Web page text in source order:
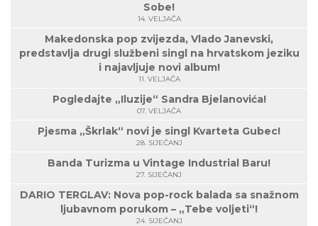
Sobe!
14. VELJAČA
Makedonska pop zvijezda, Vlado Janevski,
predstavlja drugi službeni singl na hrvatskom jeziku
i najavljuje novi album!
11. VELJAČA
Pogledajte „Iluzije“ Sandra Bjelanovića!
07. VELJAČA
Pjesma „Škrlak“ novi je singl Kvarteta Gubec!
28. SIJEČANJ
Banda Turizma u Vintage Industrial Baru!
27. SIJEČANJ
DARIO TERGLAV: Nova pop-rock balada sa snažnom
ljubavnom porukom – „Tebe voljeti“!
24. SIJEČANJ